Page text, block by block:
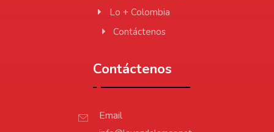
Lo + Colombia
Contáctenos
Contáctenos
Email